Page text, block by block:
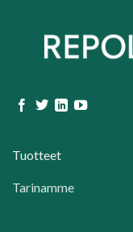
Tuotteet
Tarinamme